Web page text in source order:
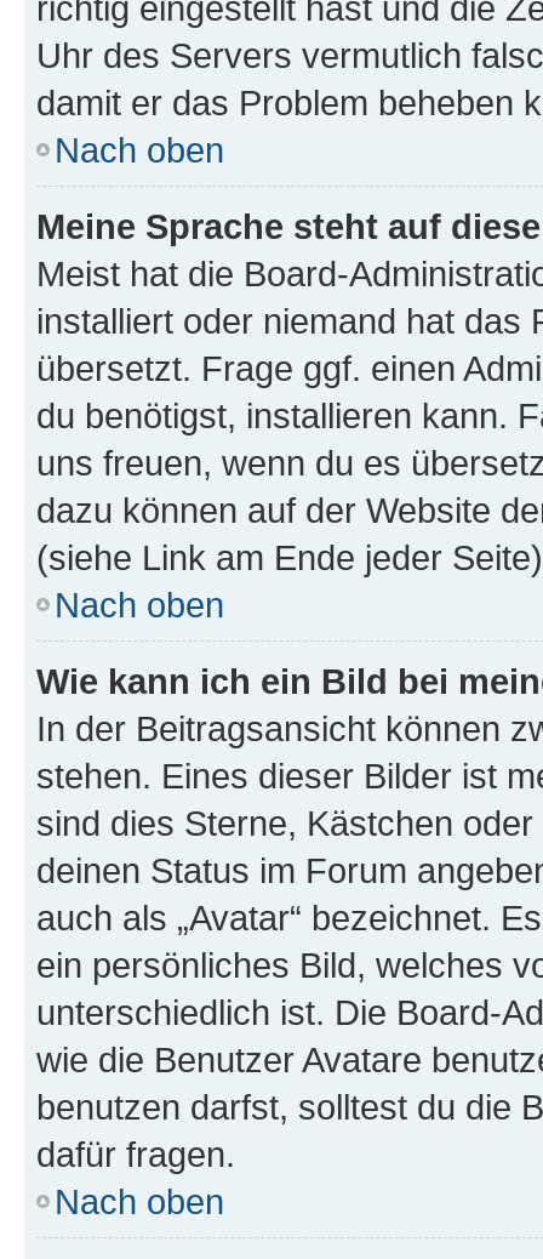
Uhr des Servers vermutlich
damit er das Problem beheben
Nach oben
Meine Sprache steht auf
Meist hat die Board-
installiert oder niemand hat das
übersetzt. Frage ggf. einen
du benötigst, installieren kann.
uns freuen, wenn du es
dazu können auf der Website
(siehe Link am Ende jeder
Nach oben
Wie kann ich ein Bild bei
In der Beitragsansicht können
stehen. Eines dieser Bilder ist
sind dies Sterne, Kästchen
deinen Status im Forum
auch als „Avatar“ bezeichnet.
ein persönliches Bild, welches
unterschiedlich ist. Die Board-
wie die Benutzer Avatare
benutzen darfst, solltest du die
dafür fragen.
Nach oben